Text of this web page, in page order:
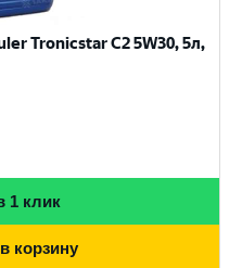
Tronicstar C2 5W30, 5л,
1 клик
корзину